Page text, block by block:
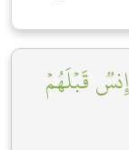
قَبۡلَهُمۡ